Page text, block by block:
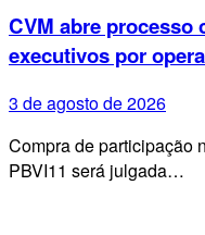
CVM abre processo
executivos por
3 de agosto de 2026
Compra de participação
PBVI11 será julgada…